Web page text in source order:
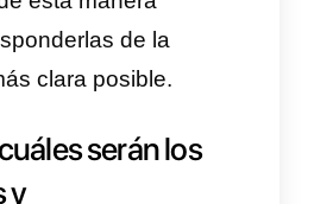
de servicio al cliente?
responsabilidades